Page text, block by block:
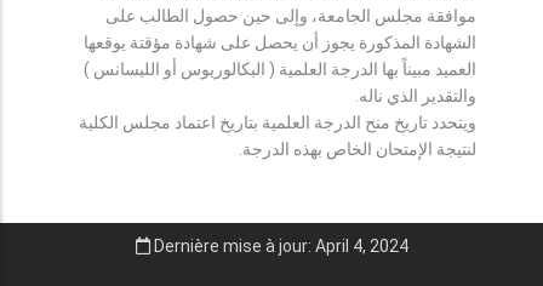
موافقة مجلس الجامعة، وإلى حين حصول الطالب على
الشهادة المذكورة يجوز أن يحصل على شهادة مؤقتة يوقعها
العميد مبيناً بها الدرجة العلمية ( البكالوريوس أو الليسانس )
والتقدير الذي ناله.
ويتحدد تاريخ منح الدرجة العلمية بتاريخ اعتماد مجلس الكلية
لنتيجة الإمتحان الخاص بهذه الدرجة.
Dernière mise à jour: April 4, 2024